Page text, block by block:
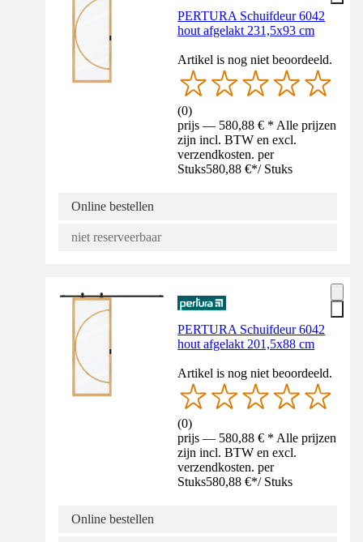
PERTURA Schuifdeur 6042
hout afgelakt 231,5x93 cm
Artikel is nog niet beoordeeld.
(0)
prijs — 580,88 € * Alle prijzen
zijn incl. BTW en excl.
verzendkosten. per
Stuks580,88 €*/ Stuks
Online bestellen
niet reserveerbaar
PERTURA Schuifdeur 6042
hout afgelakt 201,5x88 cm
Artikel is nog niet beoordeeld.
(0)
prijs — 580,88 € * Alle prijzen
zijn incl. BTW en excl.
verzendkosten. per
Stuks580,88 €*/ Stuks
Online bestellen